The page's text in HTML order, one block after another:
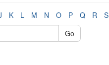
K L M N O P Q R S
Go